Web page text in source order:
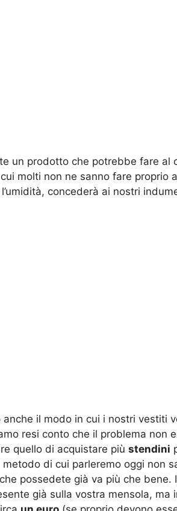
un prodotto che potrebbe fare al
molti non ne sanno fare proprio
concederà ai nostri
il modo in cui i nostri vestiti
resi conto che il problema non
quello di acquistare più stendini
di cui parleremo oggi non
possedete già va più che bene.
già sulla vostra mensola, ma